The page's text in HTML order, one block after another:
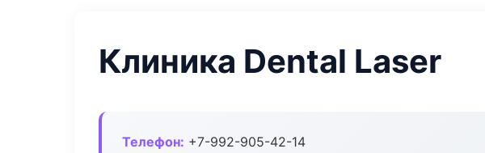
Клиника Dental Laser
Телефон: +7-992-905-42-14